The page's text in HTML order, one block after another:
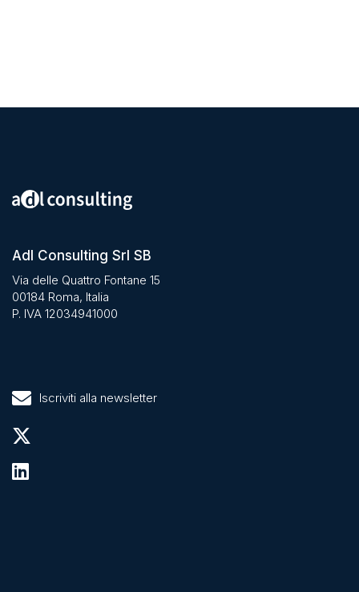
Adl Consulting Srl SB
Via delle Quattro Fontane 15
00184 Roma, Italia
P. IVA 12034941000
Iscriviti alla newsletter